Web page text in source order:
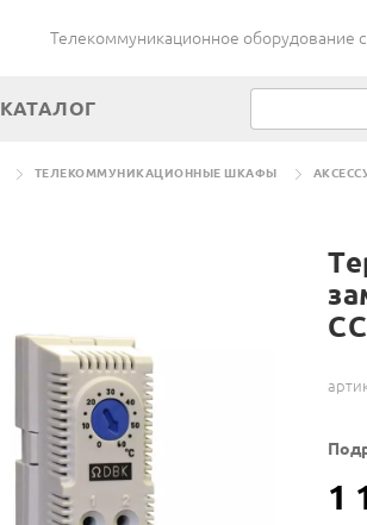
Телекоммуникационное оборудование
КАТАЛОГ
ТЕЛЕКОММУНИКАЦИОННЫЕ ШКАФЫ
1